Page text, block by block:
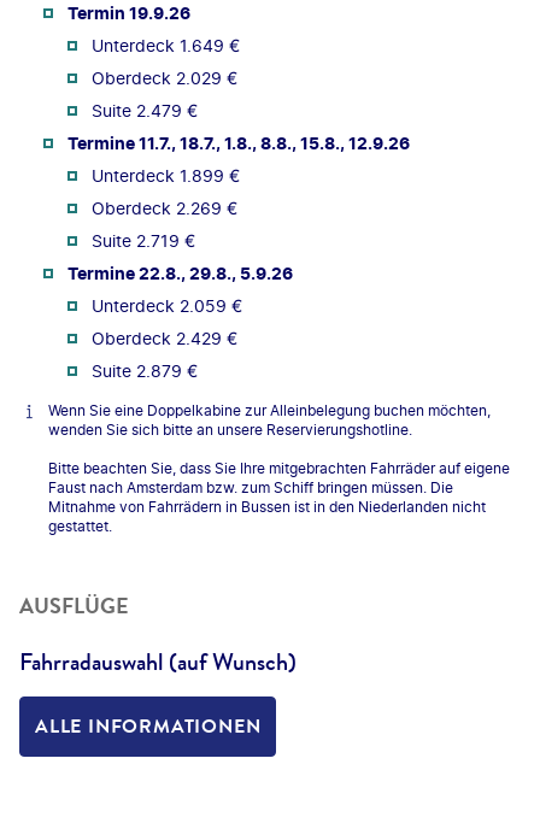
Termin 19.9.26
Unterdeck 1.649 €
Oberdeck 2.029 €
Suite 2.479 €
Termine 11.7., 18.7., 1.8., 8.8., 15.8., 12.9.26
Unterdeck 1.899 €
Oberdeck 2.269 €
Suite 2.719 €
Termine 22.8., 29.8., 5.9.26
Unterdeck 2.059 €
Oberdeck 2.429 €
Suite 2.879 €
Wenn Sie eine Doppelkabine zur Alleinbelegung buchen möchten,
wenden Sie sich bitte an unsere Reservierungshotline.
Bitte beachten Sie, dass Sie Ihre mitgebrachten Fahrräder auf eigene
Faust nach Amsterdam bzw. zum Schiff bringen müssen. Die
Mitnahme von Fahrrädern in Bussen ist in den Niederlanden nicht
gestattet.
AUSFLÜGE
Fahrradauswahl (auf Wunsch)
ALLE INFORMATIONEN